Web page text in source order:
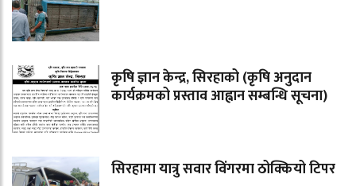
कृषि ज्ञान केन्द्र, सिरहाको (कृषि अनुदान
कार्यक्रमको प्रस्ताव आह्वान सम्बन्धि सूचना)
सिरहामा यात्रु सवार विंगरमा ठोक्कियो टिपर